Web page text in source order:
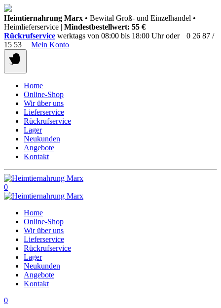
Springen
Sie
zum
Inhalt
Heimtiernahrung Marx • Bewital Groß- und Einzelhandel •
Heimlieferservice | Mindestbestellwert: 55 €
Rückrufservice werktags von 08:00 bis 18:00 Uhr oder
0 26 87 /
15 53
Mein Konto
Home
Online-Shop
Wir über uns
Lieferservice
Rückrufservice
Lager
Neukunden
Angebote
Kontakt
0
Home
Online-Shop
Wir über uns
Lieferservice
Rückrufservice
Lager
Neukunden
Angebote
Kontakt
0